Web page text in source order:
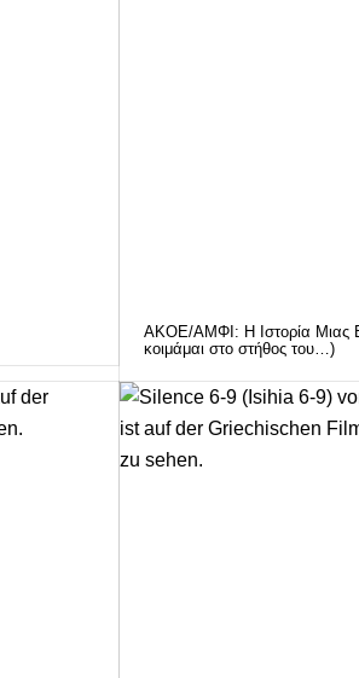
ΑΚΟΕ/ΑΜΦΙ: Η Ιστορία Μιας
κοιμάμαι στο στήθος του…)